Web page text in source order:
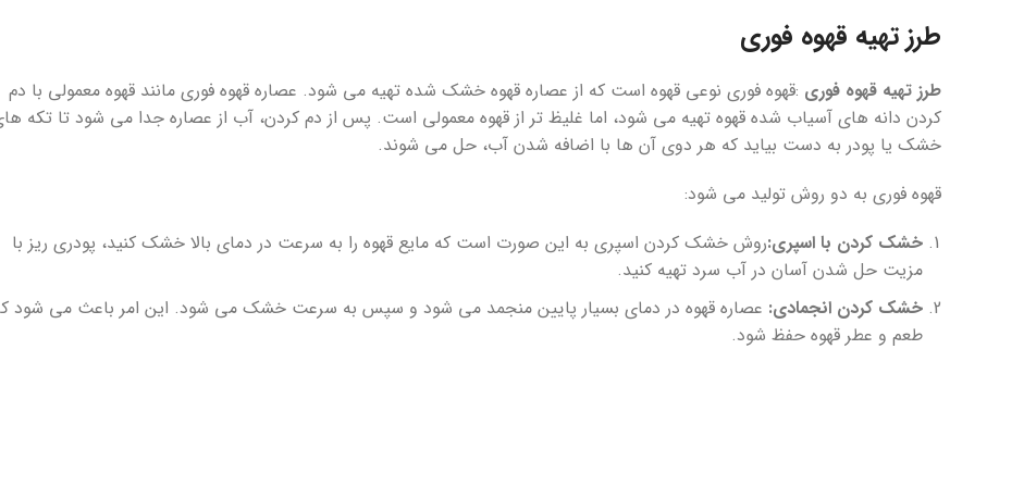
طرز تهیه قهوه فوری
طرز تهیه قهوه فوری :قهوه فوری نوعی قهوه است که از عصاره قهوه خشک شده تهیه می شود. عصاره قهوه فوری مانند قهوه معمولی با دم
کردن دانه های آسیاب شده قهوه تهیه می شود، اما غلیظ تر از قهوه معمولی است. پس از دم کردن، آب از عصاره جدا می شود تا تکه
خشک یا پودر به دست بیاید که هر دوی آن ها با اضافه شدن آب، حل می شوند.
قهوه فوری به دو روش تولید می شود:
خشک کردن با اسپری:روش خشک کردن اسپری به این صورت است که مایع قهوه را به سرعت در دمای بالا خشک کنید، پودری ریز با
مزیت حل شدن آسان در آب سرد تهیه کنید.
خشک کردن انجمادی: عصاره قهوه در دمای بسیار پایین منجمد می شود و سپس به سرعت خشک می شود. این امر باعث می شود
طعم و عطر قهوه حفظ شود.